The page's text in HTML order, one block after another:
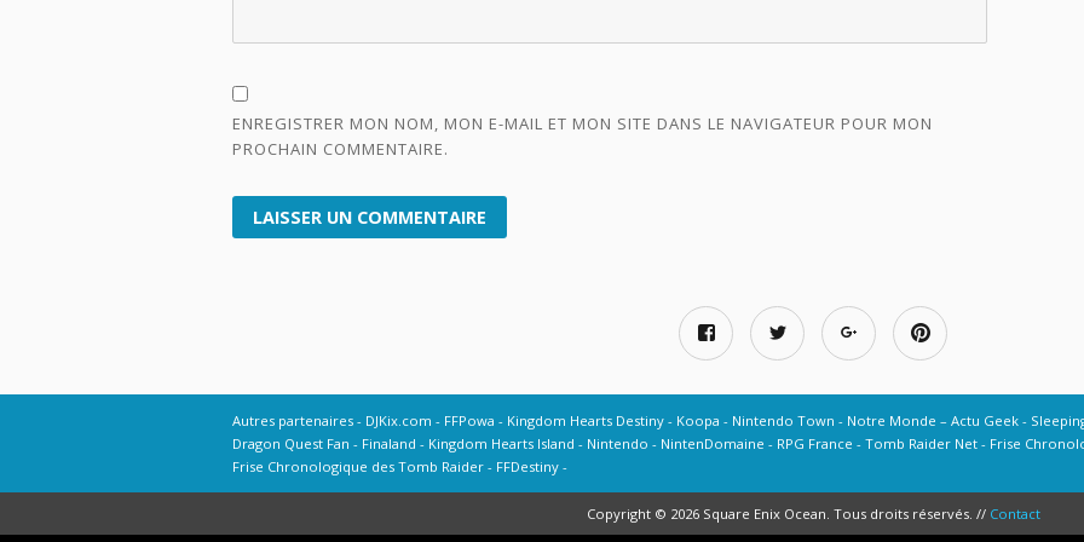
ENREGISTRER MON NOM, MON E-MAIL ET MON SITE DANS LE NAVIGATEUR POUR MON
PROCHAIN COMMENTAIRE.
Autres partenaires DJKix.com FFPowa Kingdom Hearts Destiny Koopa Nintendo Town Notre Monde – Actu Geek
Dragon Quest Fan
Finaland Kingdom Hearts Island Nintendo NintenDomaine RPG France Tomb Raider Net
Frise
Frise Chronologique des Tomb Raider
FFDestiny
Copyright © 2026 Square Enix Ocean. Tous droits réservés. // Contact